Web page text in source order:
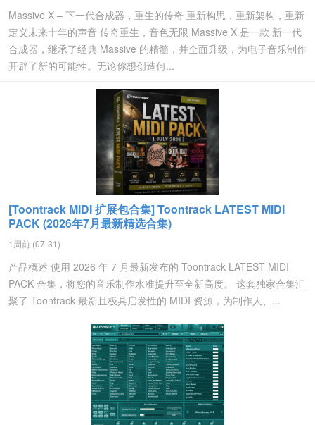
Massive X – 下一代合成器，重生的传奇 重新构思，重新架构，重新
定义未来十年的声音 传奇重生，音色无限 Massive X 是一款 新一代
合成器，继承了经典 Massive 的精髓，并全面升级，为电子音乐制作
开辟了新的可能性。无论你想创造何...
[Toontrack MIDI 扩展包合集] Toontrack LATEST MIDI
PACK (2026年7月最新精选合集)
1周前 (07-31)
产品概述 使用 2026 年 7 月最新发布的 Toontrack LATEST MIDI
PACK 合集，将您的音乐制作水准提升至全新高度。 这套独家合集汇
聚了 Toontrack 最新且极具启发性的 MIDI 资源，为制作人、...